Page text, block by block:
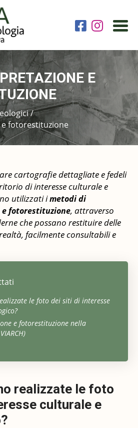
E
/
fotorestituzione
cartografie dettagliate e fedeli
di interesse culturale e
utilizzati imetodi di
fotorestituzione, attraverso
che possano restituire delle
facilmente consultabili e
le foto dei siti di interesse
e fotorestituzione nella
realizzate le foto
culturale e